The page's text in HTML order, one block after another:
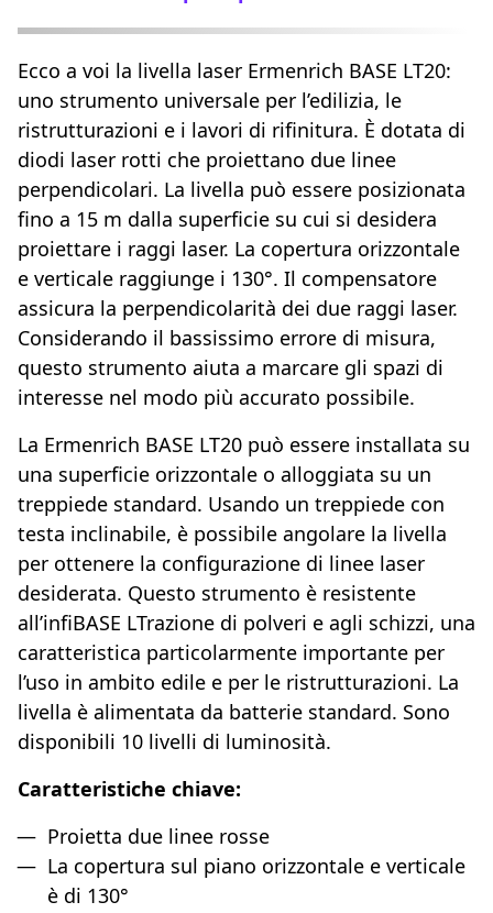
Ecco a voi la livella laser Ermenrich BASE LT20:
uno strumento universale per l’edilizia, le
ristrutturazioni e i lavori di rifinitura. È dotata di
diodi laser rotti che proiettano due linee
perpendicolari. La livella può essere posizionata
fino a 15 m dalla superficie su cui si desidera
proiettare i raggi laser. La copertura orizzontale
e verticale raggiunge i 130°. Il compensatore
assicura la perpendicolarità dei due raggi laser.
Considerando il bassissimo errore di misura,
questo strumento aiuta a marcare gli spazi di
interesse nel modo più accurato possibile.
La Ermenrich BASE LT20 può essere installata su
una superficie orizzontale o alloggiata su un
treppiede standard. Usando un treppiede con
testa inclinabile, è possibile angolare la livella
per ottenere la configurazione di linee laser
desiderata. Questo strumento è resistente
all’infiBASE LTrazione di polveri e agli schizzi, una
caratteristica particolarmente importante per
l’uso in ambito edile e per le ristrutturazioni. La
livella è alimentata da batterie standard. Sono
disponibili 10 livelli di luminosità.
Caratteristiche chiave:
Proietta due linee rosse
La copertura sul piano orizzontale e verticale
è di 130°